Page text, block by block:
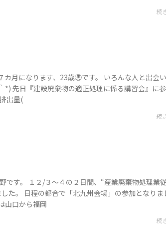
続
月になります、23歳㊚です。 いろんな人と出会い
*) 先日『建設廃棄物の適正処理に係る講習会』に
出量(
続
です。 １２/３～４の２日間、“産業廃棄物処理業
た。 日程の都合で「北九州会場」の参加となりま
山口から福岡
続